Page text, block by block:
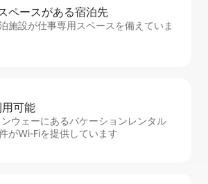
ペ⁠ー⁠スがあ⁠る宿⁠泊⁠先
施設が仕事専用スペースを備えていま
可⁠能
ウェーにあるバケーションレンタル
がWi-Fiを提供しています